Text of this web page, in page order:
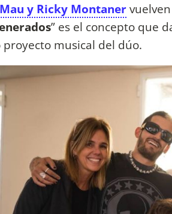
Mau y Ricky Montaner
” es el concepto que
proyecto musical del dúo.